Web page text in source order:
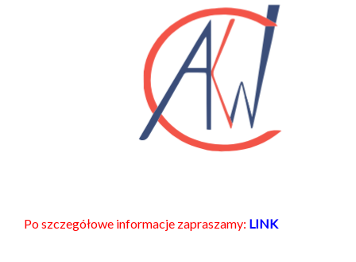
Po szczegółowe informacje zapraszamy: LINK